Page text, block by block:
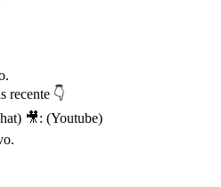
recente 👇
🎥: (Youtube)